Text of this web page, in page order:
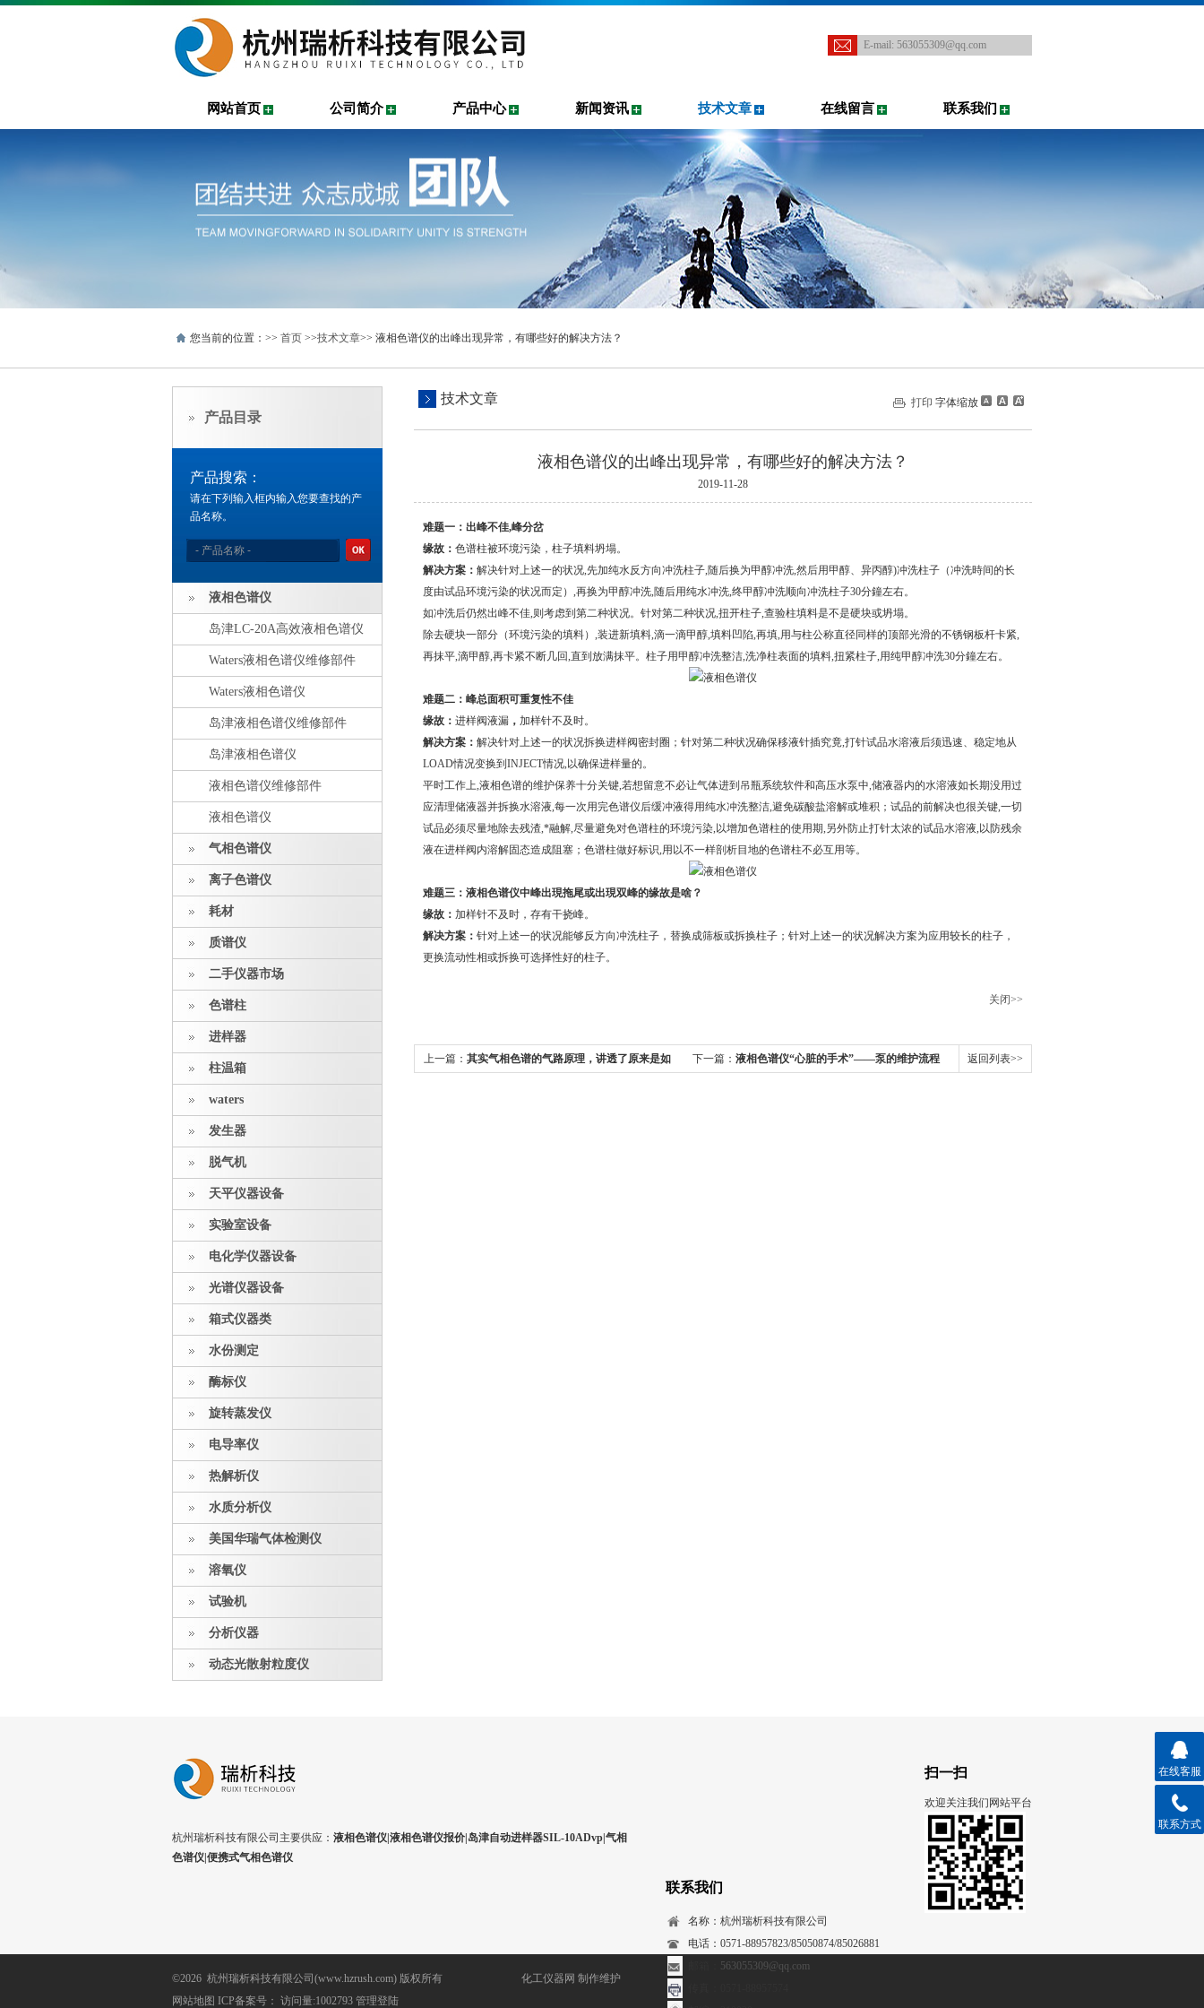
E-mail: 563055309@qq.com
网站首页 公司简介 产品中心 新闻资讯 技术文章 在线留言 联系我们
您当前的位置：>> 首页 >>技术文章>> 液相色谱仪的出峰出现异常，有哪些好的解决方法？
产品目录
产品搜索：
请在下列输入框内输入您要查找的产
品名称。
液相色谱仪
岛津LC-20A高效液相色谱仪
Waters液相色谱仪维修部件
Waters液相色谱仪
岛津液相色谱仪维修部件
岛津液相色谱仪
液相色谱仪维修部件
液相色谱仪
气相色谱仪
离子色谱仪
耗材
质谱仪
二手仪器市场
色谱柱
进样器
柱温箱
waters
发生器
脱气机
天平仪器设备
实验室设备
电化学仪器设备
光谱仪器设备
箱式仪器类
水份测定
酶标仪
旋转蒸发仪
电导率仪
热解析仪
水质分析仪
美国华瑞气体检测仪
溶氧仪
试验机
分析仪器
动态光散射粒度仪
技术文章 打印 字体缩放
液相色谱仪的出峰出现异常，有哪些好的解决方法？
2019-11-28
难题一：出峰不佳,峰分岔
缘故： 色谱柱被环境污染，柱子填料坍塌。
解决方案： 解决针对上述一的状况,先加纯水反方向冲洗柱子,随后换为甲醇冲洗,然后用甲醇、异丙醇)冲洗柱子（冲洗時间的长
度由试品环境污染的状况而定）,再换为甲醇冲洗,随后用纯水冲洗,终甲醇冲洗顺向冲洗柱子30分鐘左右。
如冲洗后仍然出峰不佳,则考虑到第二种状况。针对第二种状况,扭开柱子,查验柱填料是不是硬块或坍塌。
除去硬块一部分（环境污染的填料）,装进新填料,滴一滴甲醇,填料凹陷,再填,用与柱公称直径同样的顶部光滑的不锈钢板杆卡紧,
再抹平,滴甲醇,再卡紧不断几回,直到放满抹平。柱子用甲醇冲洗整洁,洗净柱表面的填料,扭紧柱子,用纯甲醇冲洗30分鐘左右。
难题二：峰总面积可重复性不佳
缘故： 进样阀液漏 ， 加样针不及时。
解决方案： 解决针对上述一的状况拆换进样阀密封圈；针对第二种状况确保移液针插究竟,打针试品水溶液后须迅速、稳定地从
LOAD情况变换到INJECT情况,以确保进样量的。
平时工作上,液相色谱的维护保养十分关键,若想留意不必让气体进到吊瓶系统软件和高压水泵中,储液器内的水溶液如长期没用过
应清理储液器并拆换水溶液,每一次用完色谱仪后缓冲液得用纯水冲洗整洁,避免碳酸盐溶解或堆积；试品的前解决也很关键,一切
试品必须尽量地除去残渣,*融解,尽量避免对色谱柱的环境污染,以增加色谱柱的使用期,另外防止打针太浓的试品水溶液,以防残余
液在进样阀内溶解固态造成阻塞；色谱柱做好标识,用以不一样剖析目地的色谱柱不必互用等。
难题三：液相色谱仪中峰出現拖尾或出現双峰的缘故是啥？
缘故： 加样针不及时，存有干挠峰。
解决方案： 针对上述一的状况能够反方向冲洗柱子，替换成筛板或拆换柱子；针对上述一的状况解决方案为应用较长的柱子，
更换流动性相或拆换可选择性好的柱子。
关闭>>
上一篇： 其实气相色谱的气路原理，讲透了原来是如 下一篇： 液相色谱仪“心脏的手术”——泵的维护流程 返回列表>>
杭州瑞析科技有限公司主要供应： 液相色谱仪|液相色谱仪报价|岛津自动进样器SIL-10ADvp|气相
色谱仪|便携式气相色谱仪
扫一扫
欢迎关注我们网站平台
联系我们
名称：杭州瑞析科技有限公司
电话：0571-88957823/85050874/85026881
563055309@qq.com
©2026 杭州瑞析科技有限公司(www.hzrush.com) 版权所有
网站地图 ICP备案号： 访问量:1002793 管理登陆
化工仪器网 制作维护
在线客服
联系方式